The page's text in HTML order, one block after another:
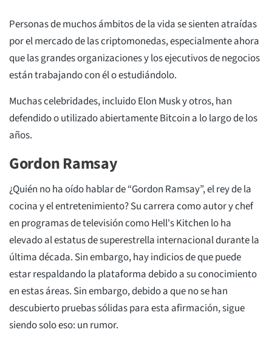
Personas de muchos ámbitos de la vida se sienten atraídas
por el mercado de las criptomonedas, especialmente ahora
que las grandes organizaciones y los ejecutivos de negocios
están trabajando con él o estudiándolo.
Muchas celebridades, incluido Elon Musk y otros, han
defendido o utilizado abiertamente Bitcoin a lo largo de los
años.
Gordon Ramsay
¿Quién no ha oído hablar de “Gordon Ramsay”, el rey de la
cocina y el entretenimiento? Su carrera como autor y chef
en programas de televisión como Hell's Kitchen lo ha
elevado al estatus de superestrella internacional durante la
última década. Sin embargo, hay indicios de que puede
estar respaldando la plataforma debido a su conocimiento
en estas áreas. Sin embargo, debido a que no se han
descubierto pruebas sólidas para esta afirmación, sigue
siendo solo eso: un rumor.